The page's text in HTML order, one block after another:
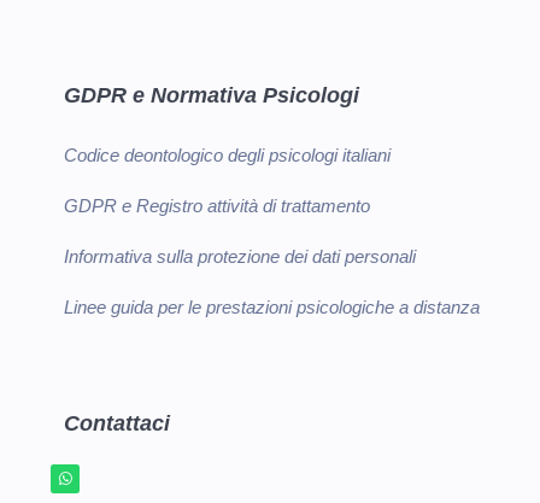
GDPR e Normativa Psicologi
Codice deontologico degli psicologi italiani
GDPR e Registro attività di trattamento
Informativa sulla protezione dei dati personali
Linee guida per le prestazioni psicologiche a distanza
Contattaci